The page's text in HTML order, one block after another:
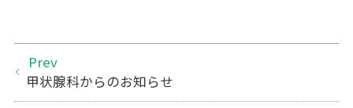
甲状腺科からのお知らせ
Prev